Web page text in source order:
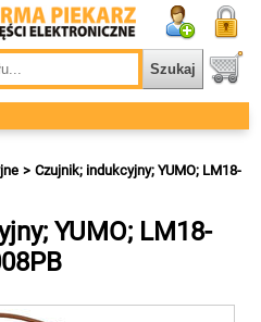
Czujnik; indukcyjny; YUMO; LM18-
YUMO; LM18-